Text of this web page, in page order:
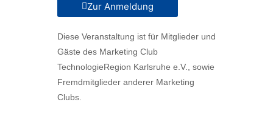
Zur Anmeldung
Diese Veranstaltung ist für Mitglieder und
Gäste des Marketing Club
TechnologieRegion Karlsruhe e.V., sowie
Fremdmitglieder anderer Marketing
Clubs.